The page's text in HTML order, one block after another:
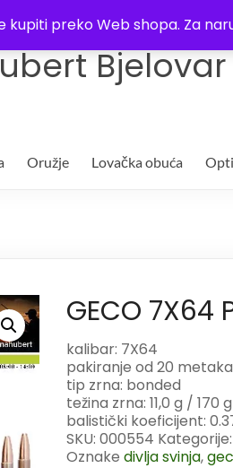
kupiti preko Web shopa. Za
Bjelovar
Oružje Lovačka obuća
GECO 7X64
kalibar: 7X64
pakiranje od 20 metaka
tip zrna: bonded
težina zrna: 11,0 g / 170
balistički koeficijent:
SKU: 000554 Kategorije:
Oznake divlja svinja,